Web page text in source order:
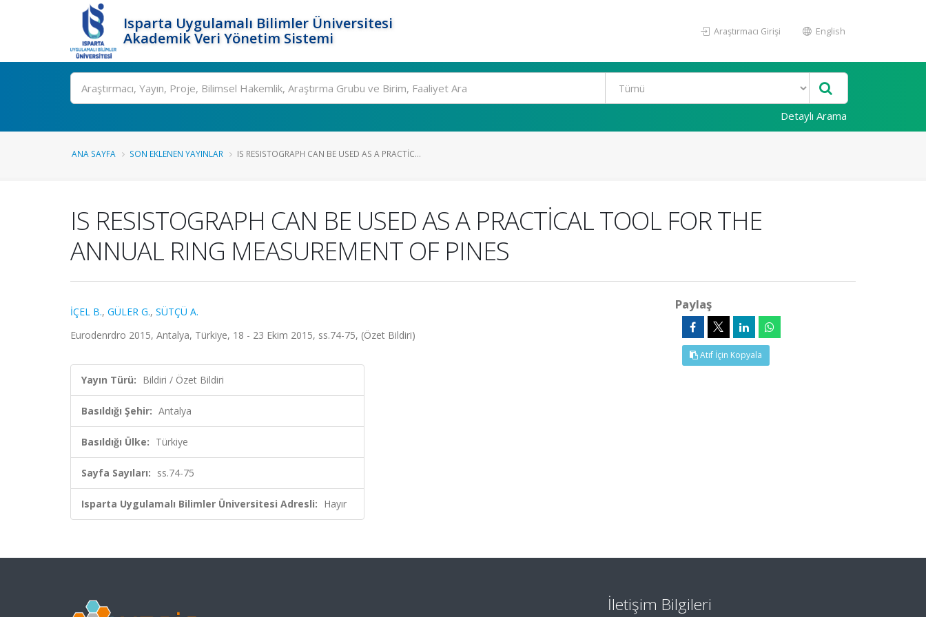
Isparta Uygulamalı Bilimler Üniversitesi
Akademik Veri Yönetim Sistemi
Araştırmacı Girişi English
Ara
Detaylı Arama
ANA SAYFA SON EKLENEN YAYINLAR IS RESISTOGRAPH CAN BE USED AS A PRACTİC...
IS RESISTOGRAPH CAN BE USED AS A PRACTİCAL TOOL FOR THE
ANNUAL RING MEASUREMENT OF PINES
İÇEL B., GÜLER G., SÜTÇÜ A.
Eurodenrdro 2015, Antalya, Türkiye, 18 - 23 Ekim 2015, ss.74-75, (Özet Bildiri)
Yayın Türü: Bildiri / Özet Bildiri
Basıldığı Şehir: Antalya
Basıldığı Ülke: Türkiye
Sayfa Sayıları: ss.74-75
Isparta Uygulamalı Bilimler Üniversitesi Adresli: Hayır
Paylaş
Atıf İçin Kopyala
İletişim Bilgileri